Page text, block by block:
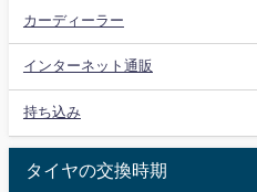
カーディーラー
インターネット通販
持ち込み
タイヤの交換時期